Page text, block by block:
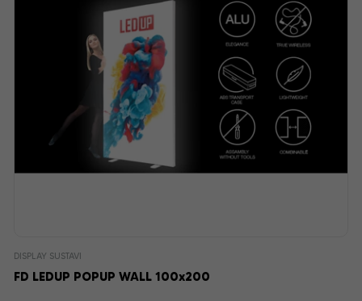
DISPLAY SUSTAVI
FD LEDUP POPUP WALL 100x200